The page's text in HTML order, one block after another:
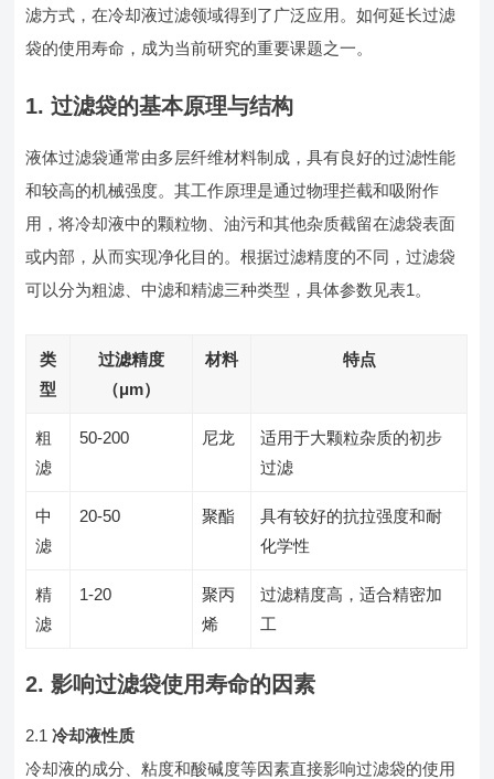
滤方式，在冷却液过滤领域得到了广泛应用。如何延长过滤
袋的使用寿命，成为当前研究的重要课题之一。
1. 过滤袋的基本原理与结构
液体过滤袋通常由多层纤维材料制成，具有良好的过滤性能
和较高的机械强度。其工作原理是通过物理拦截和吸附作
用，将冷却液中的颗粒物、油污和其他杂质截留在滤袋表面
或内部，从而实现净化目的。根据过滤精度的不同，过滤袋
可以分为粗滤、中滤和精滤三种类型，具体参数见表1。
类
型
过滤精度
（μm）
材料 特点
粗
滤
50-200 尼龙
适用于大颗粒杂质的初步
过滤
中
滤
20-50 聚酯
具有较好的抗拉强度和耐
化学性
精
滤
1-20
聚丙
烯
过滤精度高，适合精密加
工
2. 影响过滤袋使用寿命的因素
2.1冷却液性质
冷却液的成分、粘度和酸碱度等因素直接影响过滤袋的使用